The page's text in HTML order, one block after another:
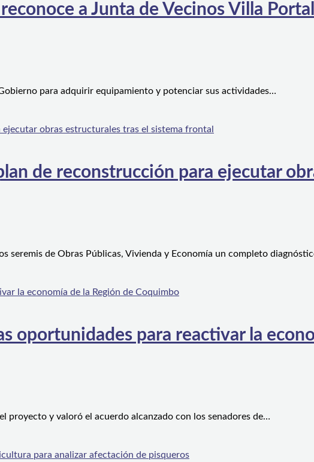
a Junta de Vecinos Villa
para adquirir equipamiento y potenciar sus actividades…
de reconstrucción para ejecutar
seremis de Obras Públicas, Vivienda y Economía un completo
oportunidades para reactivar la
proyecto y valoró el acuerdo alcanzado con los senadores de…